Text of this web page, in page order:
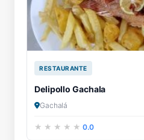
RESTAURANTE
Delipollo Gachala
Gachalá
0.0